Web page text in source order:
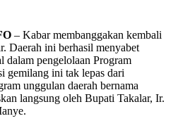
– Kabar membanggakan kembali
Daerah ini berhasil menyabet
dalam pengelolaan Program
gemilang ini tak lepas dari
unggulan daerah bernama
langsung oleh Bupati Takalar, Ir.